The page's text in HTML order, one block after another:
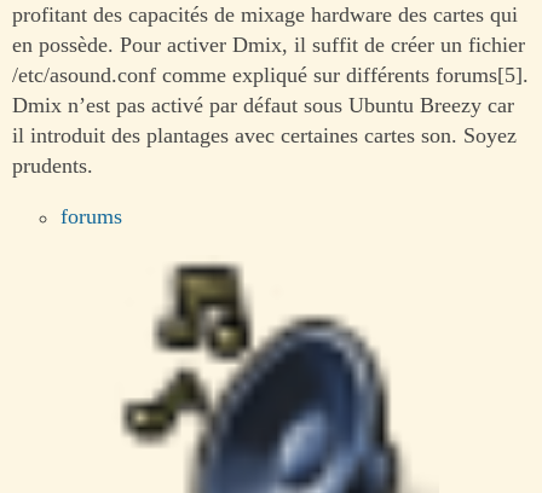
profitant des capacités de mixage hardware des cartes qui
en possède. Pour activer Dmix, il suffit de créer un fichier
/etc/asound.conf comme expliqué sur différents forums[5].
Dmix n’est pas activé par défaut sous Ubuntu Breezy car
il introduit des plantages avec certaines cartes son. Soyez
prudents.
forums